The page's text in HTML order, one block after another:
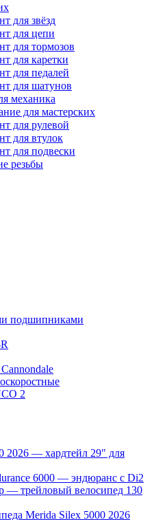
для звёзд
для цепи
для тормозов
для каретки
для педалей
для шатунов
механика
для мастерских
для рулевой
для втулок
для подвески
резьбы
подшипниками
2
2026 — хардтейл 29" для
6000 — эндюранс с Di2
— трейловый велосипед 130
Merida Silex 5000 2026